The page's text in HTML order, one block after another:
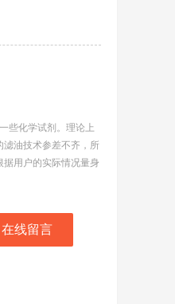
些化学试剂。理论上
滤油技术参差不齐，所
据用户的实际情况量身
在线留言